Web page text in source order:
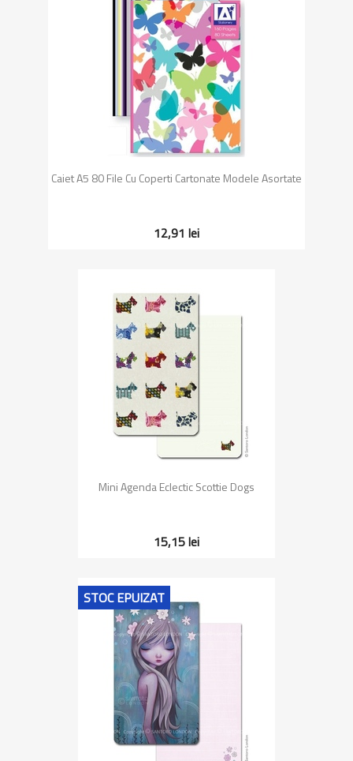
Caiet A5 80 File Cu Coperti Cartonate Modele Asortate
12,91 lei
Mini Agenda Eclectic Scottie Dogs
15,15 lei
STOC EPUIZAT